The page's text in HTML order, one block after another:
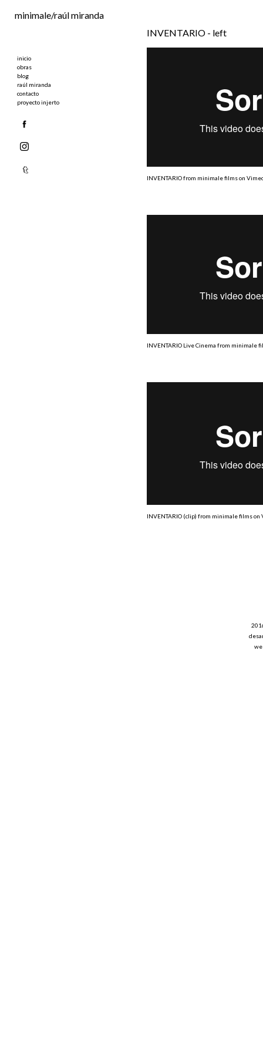
minimale/raúl miranda
inicio
obras
blog
raúl miranda
contacto
proyecto injerto
INVENTARIO - left
INVENTARIOfrom minimale filmson
INVENTARIO Live Cinema from minimale
INVENTARIO (clip) from minimale filmson